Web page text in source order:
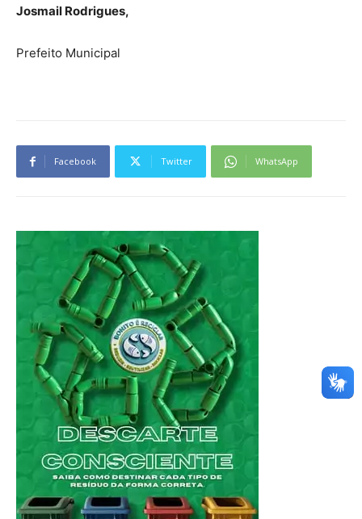
Josmail Rodrigues,
Prefeito Municipal
Facebook Twitter WhatsApp